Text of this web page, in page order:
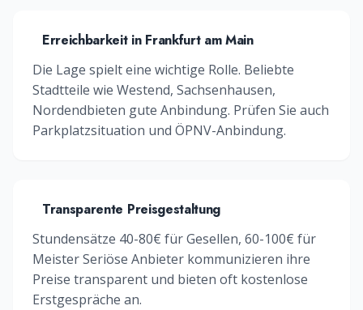
Erreichbarkeit in Frankfurt am Main
Die Lage spielt eine wichtige Rolle. Beliebte
Stadtteile wie Westend, Sachsenhausen,
Nordendbieten gute Anbindung. Prüfen Sie auch
Parkplatzsituation und ÖPNV-Anbindung.
Transparente Preisgestaltung
Stundensätze 40-80€ für Gesellen, 60-100€ für
MeisterSeriöse Anbieter kommunizieren ihre
Preise transparent und bieten oft kostenlose
Erstgespräche an.